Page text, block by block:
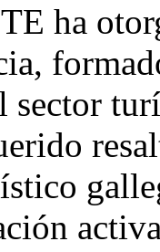
ha
sector